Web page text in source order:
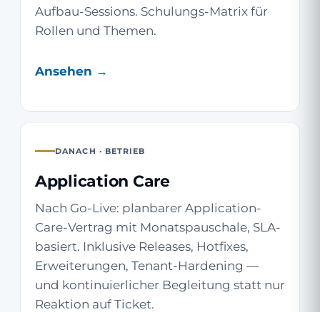
Aufbau-Sessions. Schulungs-Matrix für
Rollen und Themen.
Ansehen →
DANACH · BETRIEB
Application Care
Nach Go-Live: planbarer Application-
Care-Vertrag mit Monatspauschale, SLA-
basiert. Inklusive Releases, Hotfixes,
Erweiterungen, Tenant-Hardening —
und kontinuierlicher Begleitung statt nur
Reaktion auf Ticket.